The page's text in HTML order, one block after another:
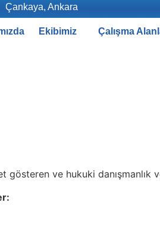
Çankaya, Ankara
Ekibimiz Çalışma
gösteren ve hukuki